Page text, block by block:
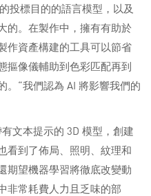
投標目的的語言模型，以及
的。在製作中，擁有有助於
作資產構建的工具可以節省
摳像儀輔助到色彩匹配再到
。“我們認為 AI 將影響我們的
文本提示的 3D 模型，創建
看到了佈局、照明、紋理和
期望機器學習將徹底改變動
非常耗費人力且乏味的部